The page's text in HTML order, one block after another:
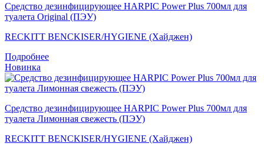
Средство дезинфицирующее HARPIC Power Plus 700мл для
туалета Original (ПЭУ)
RECKITT BENCKISER/HYGIENE (Хайджен)
Подробнее
Новинка
Средство дезинфицирующее HARPIC Power Plus 700мл для
туалета Лимонная свежесть (ПЭУ)
RECKITT BENCKISER/HYGIENE (Хайджен)